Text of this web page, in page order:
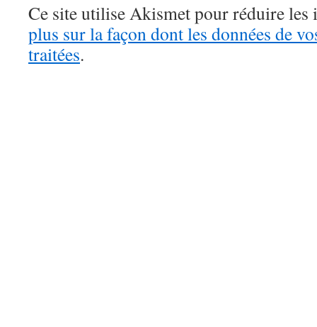
Ce site utilise Akismet pour réduire les
plus sur la façon dont les données de
traitées.